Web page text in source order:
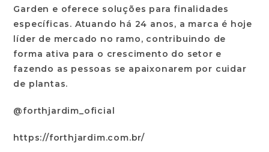
Garden e oferece soluções para finalidades
específicas. Atuando há 24 anos, a marca é hoje
líder de mercado no ramo, contribuindo de
forma ativa para o crescimento do setor e
fazendo as pessoas se apaixonarem por cuidar
de plantas.
@forthjardim_oficial
https://forthjardim.com.br/